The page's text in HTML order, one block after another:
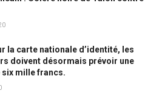
la carte nationale d’identité, les
doivent désormais prévoir une
six mille francs.